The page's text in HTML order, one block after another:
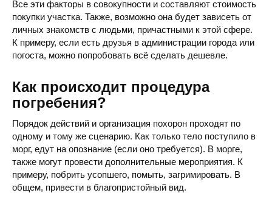
Все эти факторы в совокупности и составляют стоимость
покупки участка. Также, возможно она будет зависеть от
личных знакомств с людьми, причастными к этой сфере.
К примеру, если есть друзья в администрации города или
погоста, можно попробовать всё сделать дешевле.
Как происходит процедура
погребения?
Порядок действий и организация похорон проходят по
одному и тому же сценарию. Как только тело поступило в
морг, едут на опознание (если оно требуется). В морге,
также могут провести дополнительные мероприятия. К
примеру, побрить усопшего, помыть, загримировать. В
общем, привести в благопристойный вид.